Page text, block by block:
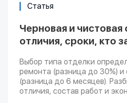
Статья
Черновая и чистовая
отличия, сроки, кто
Выбор типа отделки
ремонта (разница до 30%) и
(разница до 6 месяцев).
отличия, состав работ и